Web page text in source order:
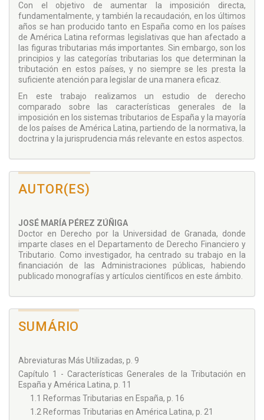
Con el objetivo de aumentar la imposición directa,
fundamentalmente, y también la recaudación, en los últimos
años se han producido tanto en España como en los países
de América Latina reformas legislativas que han afectado a
las figuras tributarias más importantes. Sin embargo, son los
principios y las categorías tributarias los que determinan la
tributación en estos países, y no siempre se les presta la
suficiente atención para legislar de una manera eficaz.
En este trabajo realizamos un estudio de derecho
comparado sobre las características generales de la
imposición en los sistemas tributarios de España y la mayoría
de los países de América Latina, partiendo de la normativa, la
doctrina y la jurisprudencia más relevante en estos aspectos.
AUTOR(ES)
JOSÉ MARÍA PÉREZ ZÚÑIGA
Doctor en Derecho por la Universidad de Granada, donde
imparte clases en el Departamento de Derecho Financiero y
Tributario. Como investigador, ha centrado su trabajo en la
financiación de las Administraciones públicas, habiendo
publicado monografías y artículos científicos en este ámbito.
SUMÁRIO
Abreviaturas Más Utilizadas, p. 9
Capítulo 1 - Características Generales de la Tributación en
España y América Latina, p. 11
1.1 Reformas Tributarias en España, p. 16
1.2 Reformas Tributarias en América Latina, p. 21